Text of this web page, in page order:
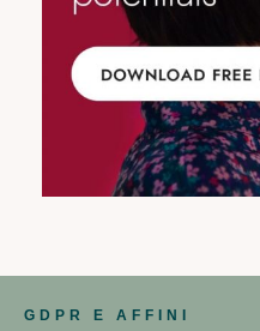
GDPR E AFFINI